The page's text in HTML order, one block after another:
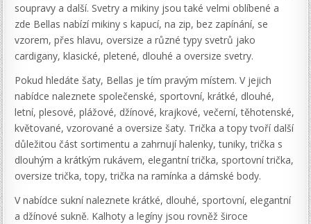
soupravy a další. Svetry a mikiny jsou také velmi oblíbené a
zde Bellas nabízí mikiny s kapucí, na zip, bez zapínání, se
vzorem, přes hlavu, oversize a různé typy svetrů jako
cardigany, klasické, pletené, dlouhé a oversize svetry.
Pokud hledáte šaty, Bellas je tím pravým místem. V jejich
nabídce naleznete společenské, sportovní, krátké, dlouhé,
letní, plesové, plážové, džínové, krajkové, večerní, těhotenské,
květované, vzorované a oversize šaty. Trička a topy tvoří další
důležitou část sortimentu a zahrnují halenky, tuniky, trička s
dlouhým a krátkým rukávem, elegantní trička, sportovní trička,
oversize trička, topy, trička na ramínka a dámské body.
V nabídce sukní naleznete krátké, dlouhé, sportovní, elegantní
a džínové sukně. Kalhoty a legíny jsou rovněž široce